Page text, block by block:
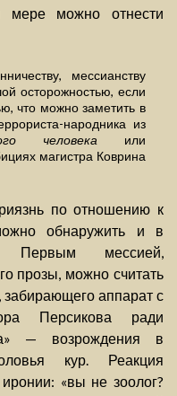
можно отнести
мессианству
осторожностью, если
что можно заметить в
народника из
человекаили
магистра Коврина
по отношению к
обнаружить и в
Первым мессией,
прозы, можно считать
аппарат с
Персикова ради
— возрождения в
кур. Реакция
«вы не зоолог?